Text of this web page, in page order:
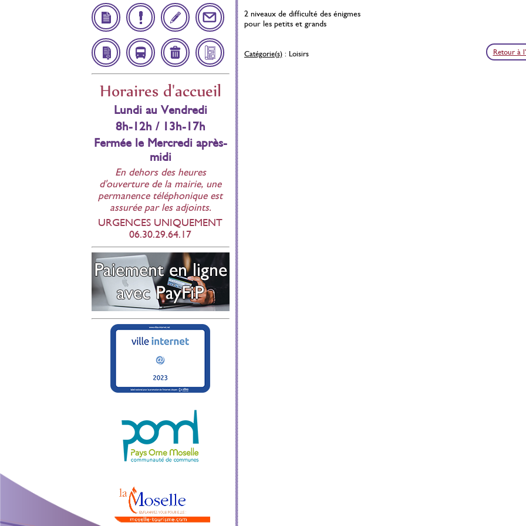
Démarches
Administratives
Infos
Utiles
Inscription
Scolaire
Contact
Affichage
réglementaire
NavetteDéchetteries
Bulletin
Municipal
Horaires d'accueil
Lundi au Vendredi
8h-12h / 13h-17h
Fermée le Mercredi après-
midi
En dehors des heures
d'ouverture de la mairie, une
permanence téléphonique est
assurée par les adjoints.
URGENCES UNIQUEMENT
06.30.29.64.17
2 niveaux de difficulté des énigmes
pour les petits et grands
Catégorie(s): Loisirs Retour à